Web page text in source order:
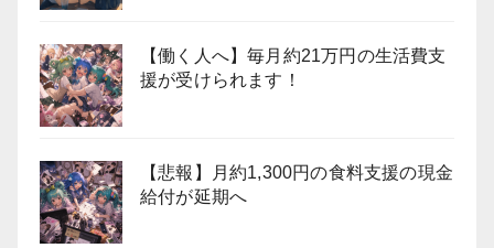
【働く人へ】毎月約21万円の生活費支
援が受けられます！
【悲報】月約1,300円の食料支援の現金
給付が延期へ